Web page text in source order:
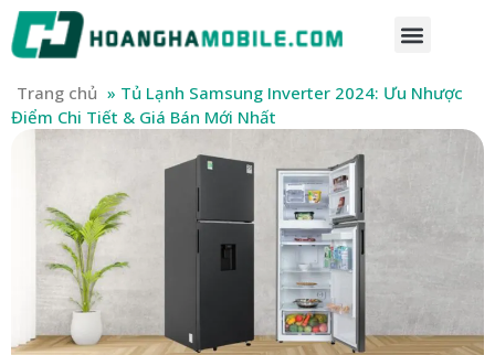
Trang chủ » Tủ Lạnh Samsung Inverter 2024: Ưu Nhược
Điểm Chi Tiết & Giá Bán Mới Nhất